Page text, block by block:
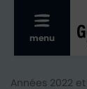
Afficher
menu
Années 2022 et